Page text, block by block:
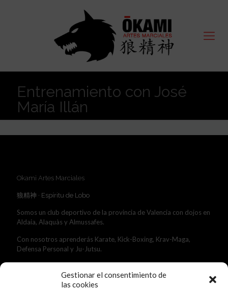
Gestionar el consentimiento de
las cookies
Entrenamiento con José
María Illán
Okami Artes Marciales
狼精神 · Espíritu de Lobo
Somos un club deportivo de la provincia de Valencia con dojos en
Aldaia, Alaquàs y Almussafes.
Con nosotros aprenderás Karate, Kick-Boxing, Krav-Maga,
Defensa Personal y Ju-Jutsu.